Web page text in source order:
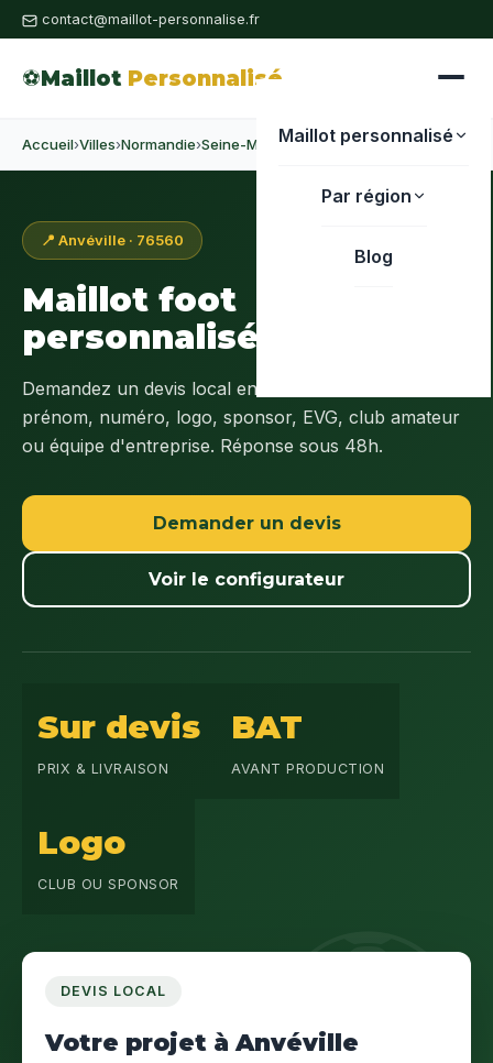
contact@maillot-personnalise.fr
⚽Maillot Personnalisé
Maillot personnalisé
Par région
Blog
Accueil›Villes›Normandie›Seine-Maritime›Anvéville
📍 Anvéville · 76560
Maillot foot
personnalisé à
Demandez un devis local en
prénom, numéro, logo, sponsor, EVG, club amateur
ou équipe d'entreprise. Réponse sous 48h.
Demander un devis
Voir le configurateur
Sur devis
PRIX & LIVRAISON
BAT
AVANT PRODUCTION
Logo
CLUB OU SPONSOR
DEVIS LOCAL
Votre projet à Anvéville